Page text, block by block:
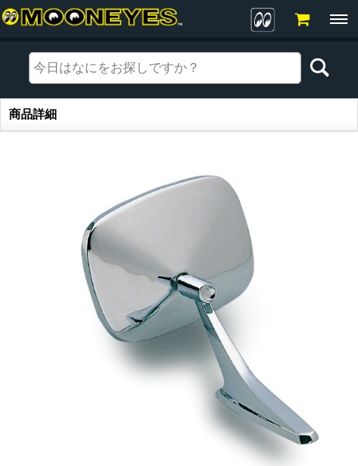
商品詳細
商品詳細